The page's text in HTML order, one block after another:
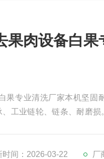
果肉设备白果
果专业清洗厂家本机坚固
工业链轮、链条、耐磨
干净，产品更光滑亮泽。
时间：2026-03-22 厂